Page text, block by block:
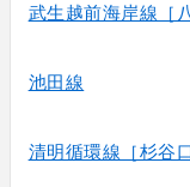
武生越前海岸線［
池田線
清明循環線［杉谷